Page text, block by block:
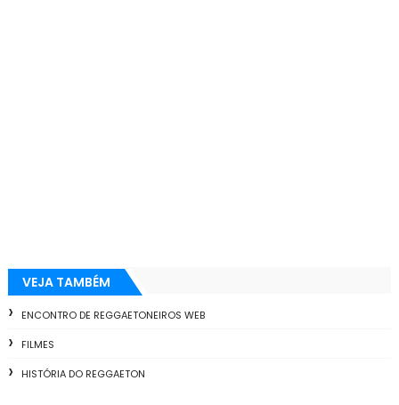
VEJA TAMBÉM
ENCONTRO DE REGGAETONEIROS WEB
FILMES
HISTÓRIA DO REGGAETON